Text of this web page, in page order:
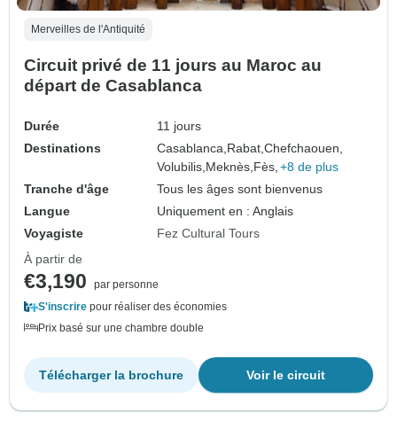
Merveilles de l'Antiquité
Circuit privé de 11 jours au Maroc au
départ de Casablanca
Durée
11 jours
Destinations
Casablanca, Rabat,Chefchaouen,
Volubilis, Meknès, Fès, +8 de plus
Tranche d'âge
Tous les âges sont bienvenus
Langue
Uniquement en : Anglais
Voyagiste
Fez Cultural Tours
À partir de
€3,190
par personne
S'inscrire pour réaliser des économies
Prix basé sur une chambre double
Voir le circuit
Télécharger la brochure